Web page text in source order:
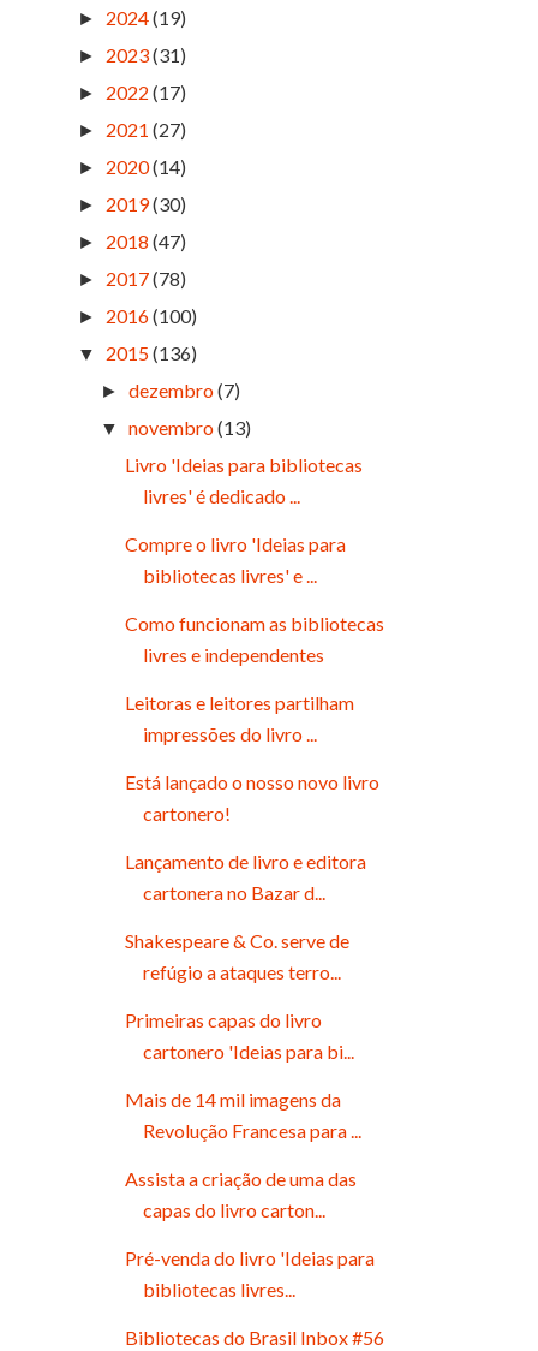
► 2024(19)
► 2023(31)
► 2022 (17)
► 2021 (27)
► 2020(14)
► 2019(30)
► 2018 (47)
► 2017(78)
► 2016(100)
▼ 2015(136)
►dezembro(7)
▼ novembro(13)
Livro 'Ideias para bibliotecas
livres' é dedicado ...
Compre o livro 'Ideias para
bibliotecas livres' e ...
Como funcionam as bibliotecas
livres e independentes
Leitoras e leitores partilham
impressões do livro ...
Está lançado o nosso novo livro
cartonero!
Lançamento de livro e editora
cartonera no Bazar d...
Shakespeare & Co. serve de
refúgio a ataques terro...
Primeiras capas do livro
cartonero 'Ideias para bi...
Mais de 14 mil imagens da
Revolução Francesa para ...
Assista a criação de uma das
capas do livro carton...
Pré-venda do livro 'Ideias para
bibliotecas livres...
Bibliotecas do Brasil Inbox #56